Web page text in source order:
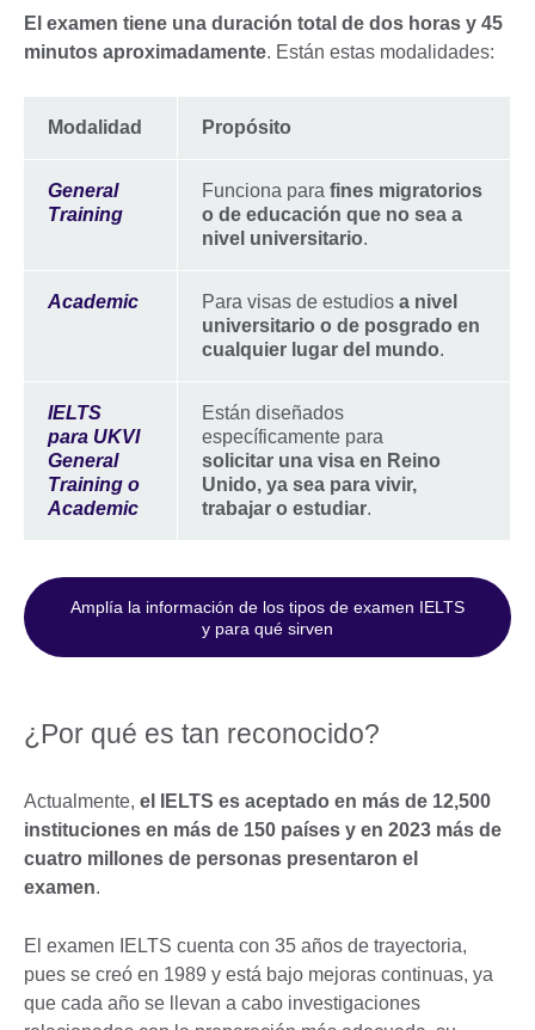
El examen tiene una duración total de dos horas y 45
minutos aproximadamente. Están estas modalidades:
Modalidad Propósito
General
Training
Funciona para fines migratorios
o de educación que no sea a
nivel universitario.
Academic Para visas de estudios a nivel
universitario o de posgrado en
cualquier lugar del mundo.
IELTS
para UKVI
General
Training o
Academic
Están diseñados
específicamente para
solicitar una visa en Reino
Unido, ya sea para vivir,
trabajar o estudiar.
Amplía la información de los tipos de examen IELTS
y para qué sirven
¿Por qué es tan reconocido?
Actualmente, el IELTS es aceptado en más de 12,500
instituciones en más de 150 países y en 2023 más de
cuatro millones de personas presentaron el
examen.
El examen IELTS cuenta con 35 años de trayectoria,
pues se creó en 1989 y está bajo mejoras continuas, ya
que cada año se llevan a cabo investigaciones